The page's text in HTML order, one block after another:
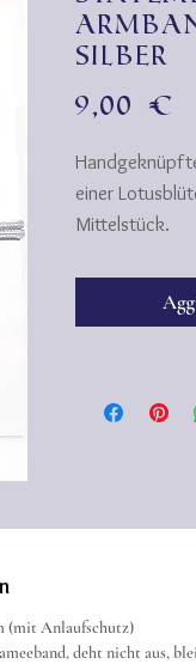
silber
9,00 €
einer
Mittelstück.
Die Bänder
Diese
(mit Anlaufschutz)
deht nicht aus,